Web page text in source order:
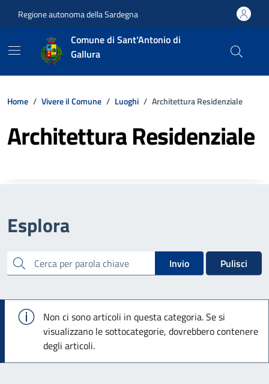
Regione autonoma della Sardegna
Comune di Sant'Antonio di
Gallura
Home Vivere il Comune Luoghi Architettura Residenziale
Architettura Residenziale
Esplora
cerca Invio Pulisci
Info
Non ci sono articoli in questa categoria. Se si
visualizzano le sottocategorie, dovrebbero contenere
degli articoli.